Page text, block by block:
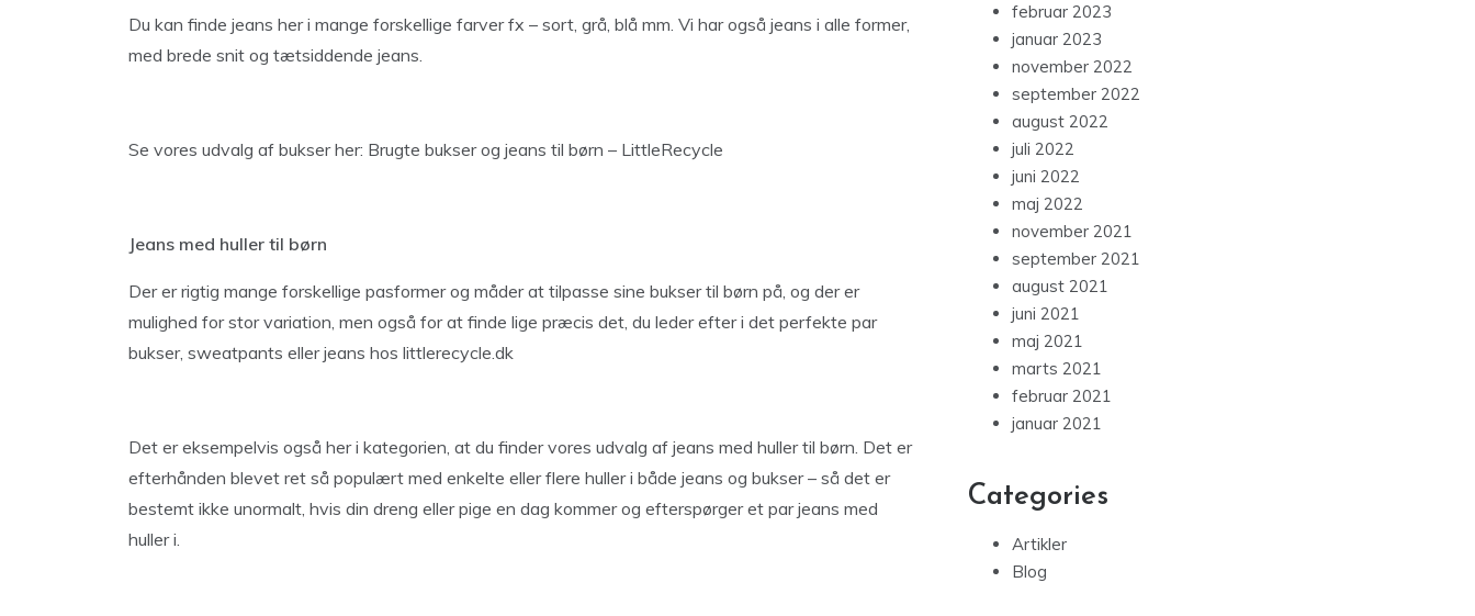
Du kan finde jeans her i mange forskellige farver fx – sort, grå, blå mm. Vi har også jeans i alle former,
med brede snit og tætsiddende jeans.
Se vores udvalg af bukser her: Brugte bukser og jeans til børn – LittleRecycle
Jeans med huller til børn
Der er rigtig mange forskellige pasformer og måder at tilpasse sine bukser til børn på, og der er
mulighed for stor variation, men også for at finde lige præcis det, du leder efter i det perfekte par
bukser, sweatpants eller jeans hos littlerecycle.dk
Det er eksempelvis også her i kategorien, at du finder vores udvalg af jeans med huller til børn. Det er
efterhånden blevet ret så populært med enkelte eller flere huller i både jeans og bukser – så det er
bestemt ikke unormalt, hvis din dreng eller pige en dag kommer og efterspørger et par jeans med
huller i.
februar 2023
januar 2023
november 2022
september 2022
august 2022
juli 2022
juni 2022
maj 2022
november 2021
september 2021
august 2021
juni 2021
maj 2021
marts 2021
februar 2021
januar 2021
Categories
Artikler
Blog